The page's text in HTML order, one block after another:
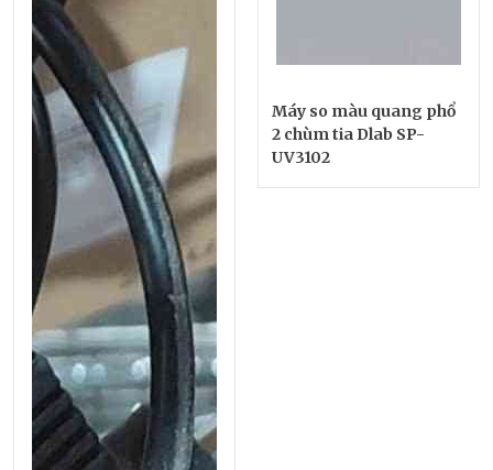
Máy so màu quang phổ
2 chùm tia Dlab SP-
UV3102